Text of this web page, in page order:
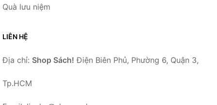
Quà lưu niệm
LIÊN HỆ
Địa chỉ: Shop Sách! Điện Biên Phủ, Phường 6, Quận 3,
Tp.HCM